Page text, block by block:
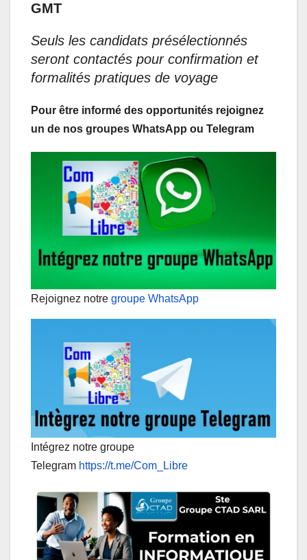
GMT
Seuls les candidats présélectionnés
seront contactés pour confirmation et
formalités pratiques de voyage
Pour être informé des opportunités rejoignez
un de nos groupes WhatsApp ou Telegram
Rejoignez notre groupe WhatsApp
Intégrez notre groupe
Telegram https://t.me/Com_Libre